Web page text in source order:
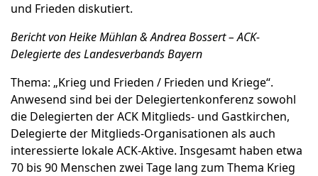
und Frieden diskutiert.
Bericht von Heike Mühlan & Andrea Bossert – ACK-
Delegierte des Landesverbands Bayern
Thema: „Krieg und Frieden / Frieden und Kriege“.
Anwesend sind bei der Delegiertenkonferenz sowohl
die Delegierten der ACK Mitglieds- und Gastkirchen,
Delegierte der Mitglieds-Organisationen als auch
interessierte lokale ACK-Aktive. Insgesamt haben etwa
70 bis 90 Menschen zwei Tage lang zum Thema Krieg